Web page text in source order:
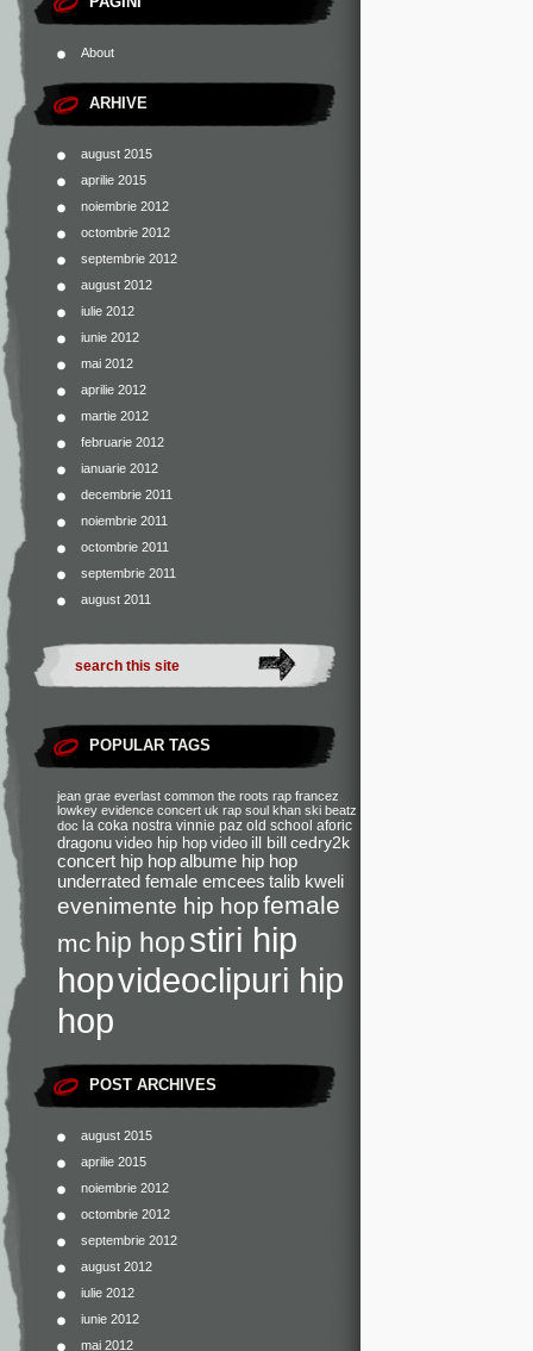
About
ARHIVE
august 2015
aprilie 2015
noiembrie 2012
octombrie 2012
septembrie 2012
august 2012
iulie 2012
iunie 2012
mai 2012
aprilie 2012
martie 2012
februarie 2012
ianuarie 2012
decembrie 2011
noiembrie 2011
octombrie 2011
septembrie 2011
august 2011
POPULAR TAGS
jean grae everlast common the roots rap francez
lowkey evidence concert uk rap soul khan ski beatz
doc la coka nostra vinnie paz old school aforic
dragonu video hip hop video ill bill cedry2k
concert hip hopalbume hip hop
underrated female emcees talib kweli
evenimente hip hopfemale
mc hip hopstiri hip
hopvideoclipuri hip
hop
POST ARCHIVES
august 2015
aprilie 2015
noiembrie 2012
octombrie 2012
septembrie 2012
august 2012
iulie 2012
iunie 2012
mai 2012